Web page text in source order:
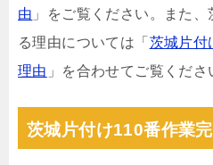
由 」をご覧ください。また
る理由については「 茨城片付
理由 」を合わせてご覧くださ
茨城片付け110番作業